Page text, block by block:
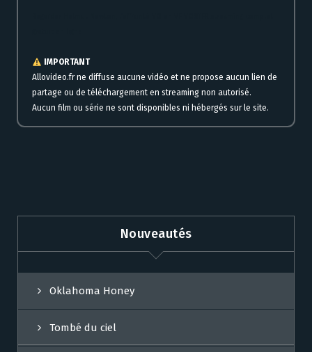
IMPORTANT
Allovideo.fr ne diffuse aucune vidéo et ne propose aucun lien de
partage ou de téléchargement en streaming non autorisé.
Aucun film ou série ne sont disponibles ni hébergés sur le site.
Nouveautés
Oklahoma Honey
Tombé du ciel